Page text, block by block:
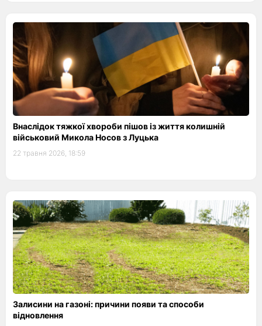
Внаслідок тяжкої хвороби пішов із життя колишній
військовий Микола Носов з Луцька
22 травня 2026, 18:59
Залисини на газоні: причини появи та способи
відновлення